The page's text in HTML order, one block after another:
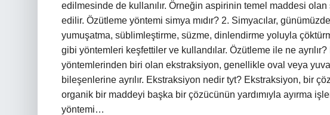
edilmesinde de kullanılır. Örneğin aspirinin temel maddesi
edilir. Özütleme yöntemi simya mıdır? 2. Simyacılar,
yumuşatma, süblimleştirme, süzme, dinlendirme yoluyla
gibi yöntemleri keşfettiler ve kullandılar. Özütleme ile ne ayrılır?
yöntemlerinden biri olan ekstraksiyon, genellikle oval veya
bileşenlerine ayrılır. Ekstraksiyon nedir tyt? Ekstraksiyon, bir
organik bir maddeyi başka bir çözücünün yardımıyla ayırma
yöntemi…